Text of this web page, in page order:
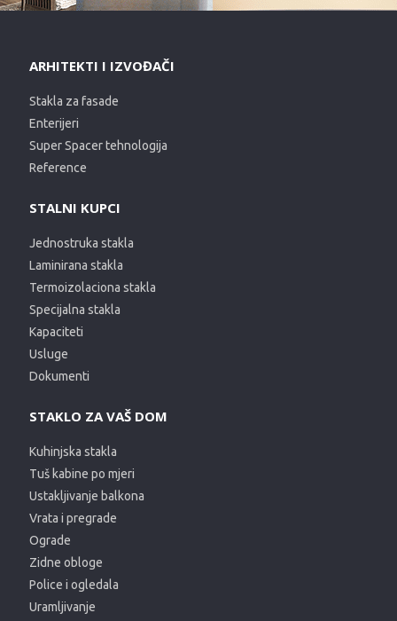
ARHITEKTI I IZVOĐAČI
Stakla za fasade
Enterijeri
Super Spacer tehnologija
Reference
STALNI KUPCI
Jednostruka stakla
Laminirana stakla
Termoizolaciona stakla
Specijalna stakla
Kapaciteti
Usluge
Dokumenti
STAKLO ZA VAŠ DOM
Kuhinjska stakla
Tuš kabine po mjeri
Ustakljivanje balkona
Vrata i pregrade
Ograde
Zidne obloge
Police i ogledala
Uramljivanje